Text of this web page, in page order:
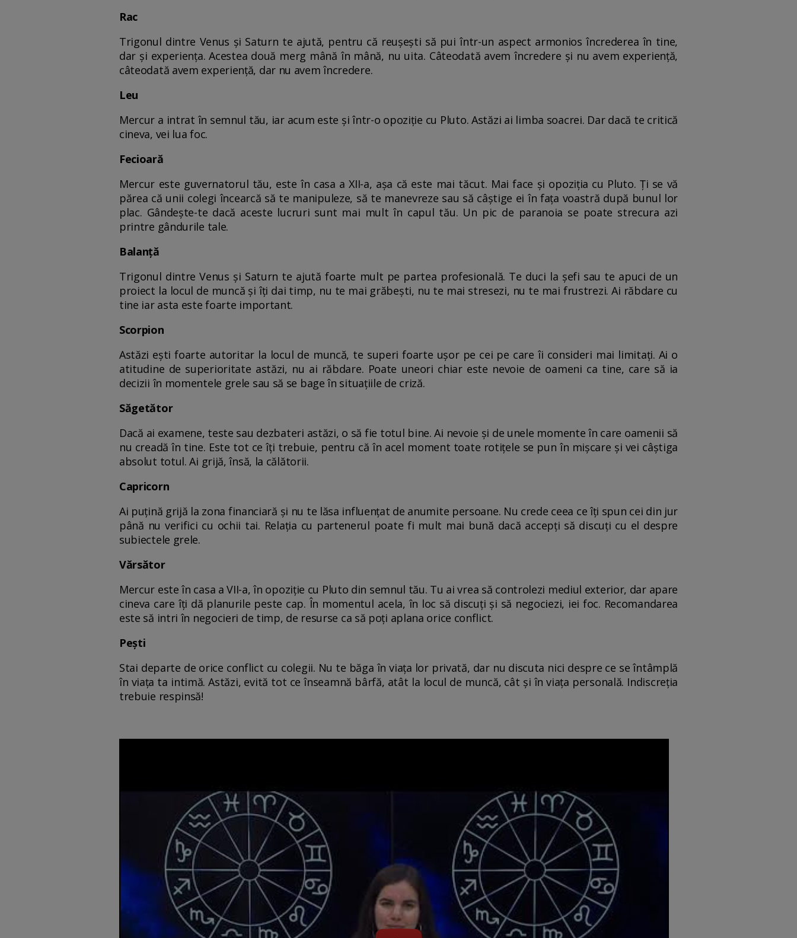
Rac
Trigonul dintre Venus și Saturn te ajută, pentru că reușești să pui într-un aspect armonios încrederea în tine,
dar și experiența. Acestea două merg mână în mână, nu uita. Câteodată avem încredere și nu avem experiență,
câteodată avem experiență, dar nu avem încredere.
Leu
Mercur a intrat în semnul tău, iar acum este și într-o opoziție cu Pluto. Astăzi ai limba soacrei. Dar dacă te critică
cineva, vei lua foc.
Fecioară
Mercur este guvernatorul tău, este în casa a XII-a, așa că este mai tăcut. Mai face și opoziția cu Pluto. Ți se vă
părea că unii colegi încearcă să te manipuleze, să te manevreze sau să câștige ei în fața voastră după bunul lor
plac. Gândește-te dacă aceste lucruri sunt mai mult în capul tău. Un pic de paranoia se poate strecura azi
printre gândurile tale.
Balanță
Trigonul dintre Venus și Saturn te ajută foarte mult pe partea profesională. Te duci la șefi sau te apuci de un
proiect la locul de muncă și îți dai timp, nu te mai grăbești, nu te mai stresezi, nu te mai frustrezi. Ai răbdare cu
tine iar asta este foarte important.
Scorpion
Astăzi ești foarte autoritar la locul de muncă, te superi foarte ușor pe cei pe care îi consideri mai limitați. Ai o
atitudine de superioritate astăzi, nu ai răbdare. Poate uneori chiar este nevoie de oameni ca tine, care să ia
decizii în momentele grele sau să se bage în situațiile de criză.
Săgetător
Dacă ai examene, teste sau dezbateri astăzi, o să fie totul bine. Ai nevoie și de unele momente în care oamenii să
nu creadă în tine. Este tot ce îți trebuie, pentru că în acel moment toate rotițele se pun în mișcare și vei câștiga
absolut totul. Ai grijă, însă, la călătorii.
Capricorn
Ai puțină grijă la zona financiară și nu te lăsa influențat de anumite persoane. Nu crede ceea ce îți spun cei din jur
până nu verifici cu ochii tai. Relația cu partenerul poate fi mult mai bună dacă accepți să discuți cu el despre
subiectele grele.
Vărsător
Mercur este în casa a VII-a, în opoziție cu Pluto din semnul tău. Tu ai vrea să controlezi mediul exterior, dar apare
cineva care îți dă planurile peste cap. În momentul acela, în loc să discuți și să negociezi, iei foc. Recomandarea
este să intri în negocieri de timp, de resurse ca să poți aplana orice conflict.
Pești
Stai departe de orice conflict cu colegii. Nu te băga în viața lor privată, dar nu discuta nici despre ce se întâmplă
în viața ta intimă. Astăzi, evită tot ce înseamnă bârfă, atât la locul de muncă, cât și în viața personală. Indiscreția
trebuie respinsă!